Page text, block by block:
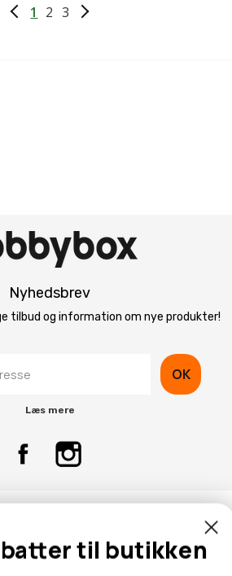
1 2 3
Nyhedsbrev
tilbud og information om nye produkter!
OK
Læs mere
Kundeservicetil butikken